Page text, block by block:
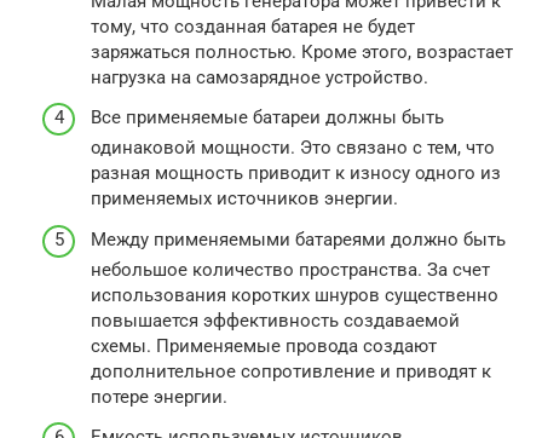
тому, что созданная батарея не будет
заряжаться полностью. Кроме этого, возрастает
нагрузка на самозарядное устройство.
Все применяемые батареи должны быть
одинаковой мощности. Это связано с тем, что
разная мощность приводит к износу одного из
применяемых источников энергии.
Между применяемыми батареями должно быть
небольшое количество пространства. За счет
использования коротких шнуров существенно
повышается эффективность создаваемой
схемы. Применяемые провода создают
дополнительное сопротивление и приводят к
потере энергии.